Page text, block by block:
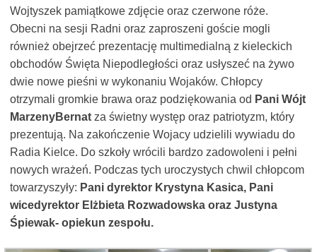
Wojtyszek pamiątkowe zdjęcie oraz czerwone róże.
Obecni na sesji Radni oraz zaproszeni goście mogli
również obejrzeć prezentację multimedialną z kieleckich
obchodów Święta Niepodległości oraz usłyszeć na żywo
dwie nowe pieśni w wykonaniu Wojaków. Chłopcy
otrzymali gromkie brawa oraz podziękowania od Pani Wójt
MarzenyBernat za świetny występ oraz patriotyzm, który
prezentują. Na zakończenie Wojacy udzielili wywiadu do
Radia Kielce. Do szkoły wrócili bardzo zadowoleni i pełni
nowych wrażeń. Podczas tych uroczystych chwil chłopcom
towarzyszyły: Pani dyrektor Krystyna Kasica, Pani
wicedyrektor Elżbieta Rozwadowska oraz Justyna
Śpiewak- opiekun zespołu.